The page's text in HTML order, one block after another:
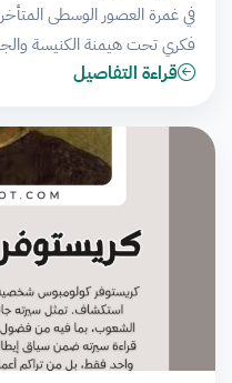
في غمرة العصور الوسطى
فكري تحت هيمنة الكنيسة
قراءة التفاصيل